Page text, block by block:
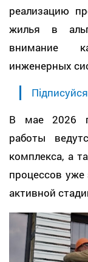
реализацию
жилья в
внимание
инженерных
В мае 2026
работы
комплекса, а
процессов
активной